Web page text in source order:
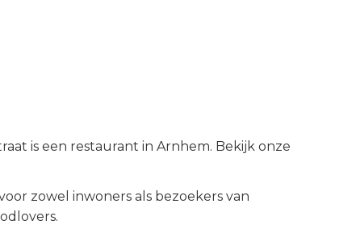
is een restaurant in Arnhem. Bekijk onze
zowel inwoners als bezoekers van